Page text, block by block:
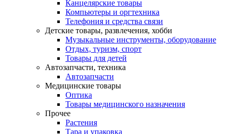
Канцелярские товары
Компьютеры и оргтехника
Телефония и средства связи
Детские товары, развлечения, хобби
Музыкальные инструменты, оборудование
Отдых, туризм, спорт
Товары для детей
Автозапчасти, техника
Автозапчасти
Медицинские товары
Оптика
Товары медицинского назначения
Прочее
Растения
Тара и упаковка